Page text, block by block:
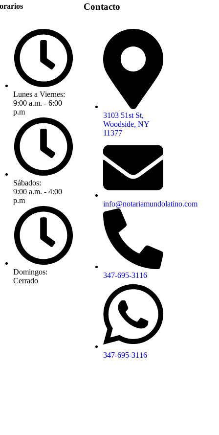
Lunes a Viernes:
9:00 a.m. - 6:00
p.m
Sábados:
9:00 a.m. - 4:00
p.m
Domingos:
Cerrado
Contacto
3103 51st St,
Woodside, NY
11377
info@notariamundolatino.com
347-695-3116
347-695-3116